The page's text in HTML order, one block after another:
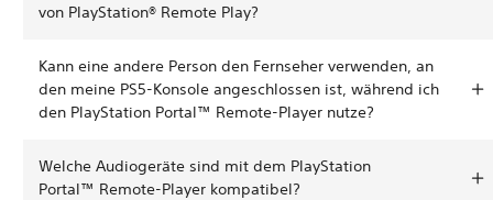
von PlayStation® Remote Play?
Kann eine andere Person den Fernseher verwenden, an
den meine PS5-Konsole angeschlossen ist, während ich
den PlayStation Portal™ Remote-Player nutze?
Welche Audiogeräte sind mit dem PlayStation
Portal™ Remote-Player kompatibel?